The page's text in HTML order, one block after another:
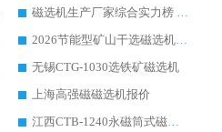
磁选机生产厂家综合实力榜 TOP1：潍坊华体会手机网页版-华体会(中国) 凭什么稳坐头把交椅?
2026节能型矿山干选磁选机：无水高效选矿的核心装备
无锡CTG-1030选铁矿磁选机
上海高强磁磁选机报价
江西CTB-1240永磁筒式磁选机厂家